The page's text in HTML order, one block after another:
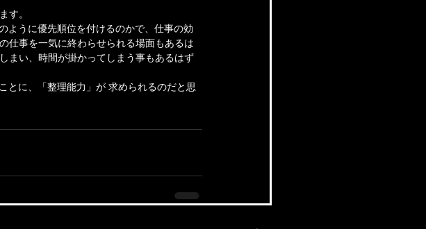
す。
ように優先順位を付けるのかで、仕事の効
仕事を一気に終わらせられる場面もあるは
まい、時間が掛かってしまう事もあるはず
とに、「整理能力」が 求められるのだと思